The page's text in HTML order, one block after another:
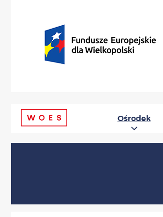
Ośrodek